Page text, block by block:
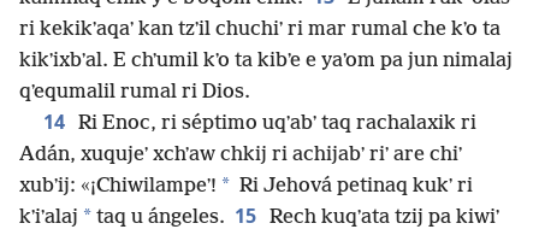
ri kekikʼaqaʼ kan tzʼil chuchiʼ ri mar rumal che kʼo ta
kikʼixbʼal. E chʼumil kʼo ta kibʼe e yaʼom pa jun nimalaj
qʼequmalil rumal ri Dios.
14 Ri Enoc, ri séptimo uqʼabʼ taq rachalaxik ri
Adán, xuqujeʼ xchʼaw chkij ri achijabʼ riʼ are chiʼ
xubʼij: «¡Chiwilampeʼ! * Ri Jehová petinaq kukʼ ri
kʼiʼalaj * taq u ángeles. 15 Rech kuqʼata tzij pa kiwiʼ